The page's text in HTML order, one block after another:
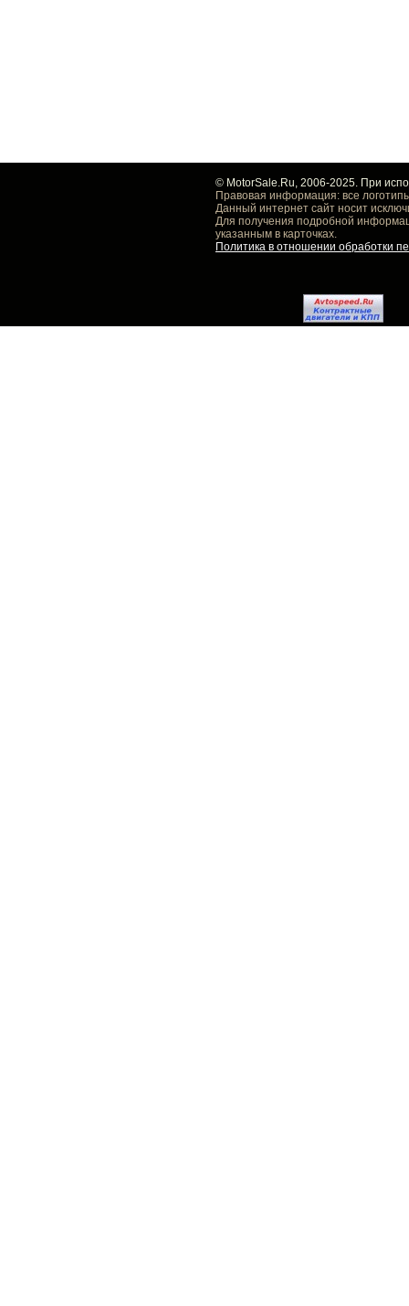
© MotorSale.Ru, 2006-2025. При
Правовая информация: все
Данный интернет сайт носит
Для получения подробной
указанным в карточках.
Политика в отношении обработки